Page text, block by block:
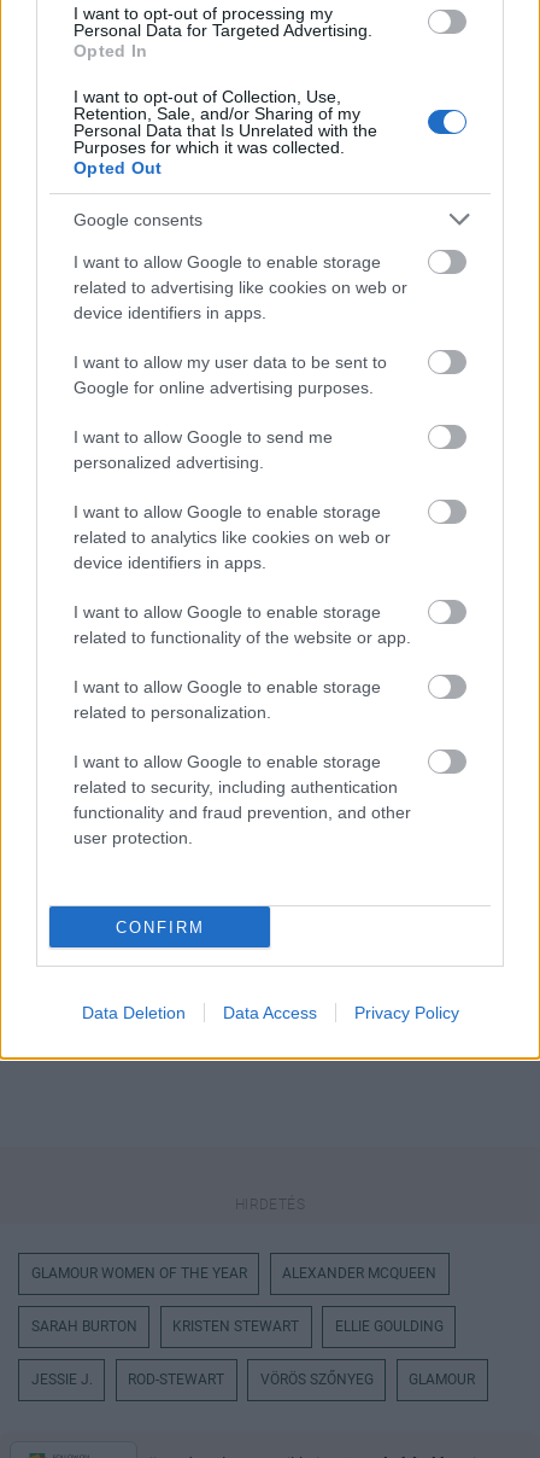
I want to opt-out of processing my
Personal Data for Targeted Advertising.
Opted In
I want to opt-out of Collection, Use,
Retention, Sale, and/or Sharing of my
Personal Data that Is Unrelated with the
Purposes for which it was collected.
Opted Out
Google consents
I want to allow Google to enable storage
related to advertising like cookies on web or
device identifiers in apps.
I want to allow my user data to be sent to
Google for online advertising purposes.
I want to allow Google to send me
personalized advertising.
I want to allow Google to enable storage
related to analytics like cookies on web or
device identifiers in apps.
I want to allow Google to enable storage
related to functionality of the website or app.
I want to allow Google to enable storage
related to personalization.
I want to allow Google to enable storage
related to security, including authentication
functionality and fraud prevention, and other
user protection.
CONFIRM
Data Deletion Data Access Privacy Policy
Megosztás
Küldés
Messengeren
glamour.hu cikkeit
GLAMOUR WOMEN OF THE YEAR ALEXANDER MCQUEEN
SARAH BURTON KRISTEN STEWART ELLIE GOULDING
JESSIE J. ROD-STEWART VÖRÖS SZŐNYEG GLAMOUR